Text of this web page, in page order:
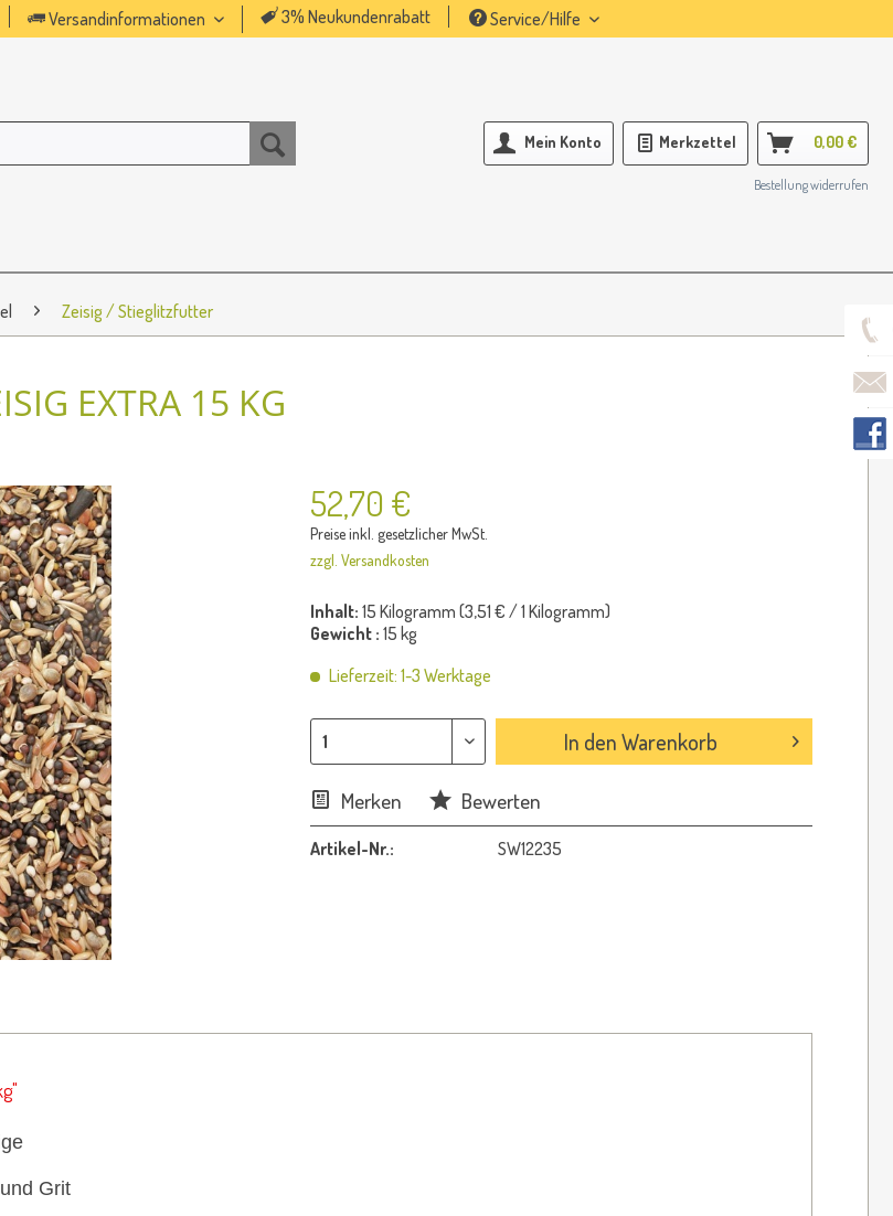
Versandinformationen 3% Neukundenrabatt Service/Hilfe
Mein Konto Merkzettel 0,00 €
Bestellung widerrufen
Zeisig / Stieglitzfutter
EXTRA 15 KG
52,70 €
Preise inkl. gesetzlicher MwSt.
zzgl. Versandkosten
Inhalt: 15 Kilogramm (3,51 € / 1 Kilogramm)
Gewicht : 15 kg
Lieferzeit: 1-3 Werktage
In denWarenkorb
Merken Bewerten
Artikel-Nr.: SW12235
Grit